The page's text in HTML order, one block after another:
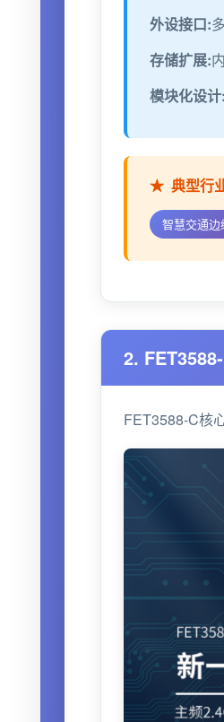
外设接口:
存储扩展:
模块化设计:
典型行
智慧交通边
2.
FET3588-C核